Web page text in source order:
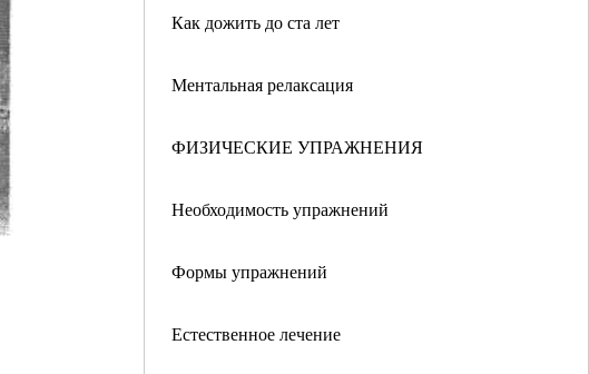
Как дожить до ста лет
Ментальная релаксация
ФИЗИЧЕСКИЕ УПРАЖНЕНИЯ
Необходимость упражнений
Формы упражнений
Естественное лечение